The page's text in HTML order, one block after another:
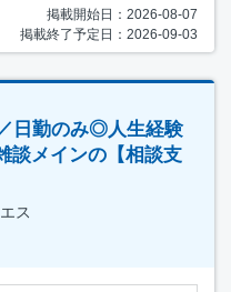
掲載開始日：2026-08-07
掲載終了予定日：2026-09-03
日勤のみ◎人生経験
談メインの【相談支
ス